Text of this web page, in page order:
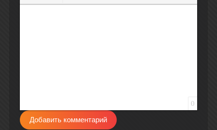
Вставить защищенную ссылку
Вставить смайлик
Вставка скрытого текста
Вставка цитаты
Вставка спойлера
0
Добавить комментарий